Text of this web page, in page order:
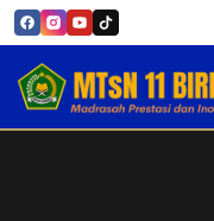
Official